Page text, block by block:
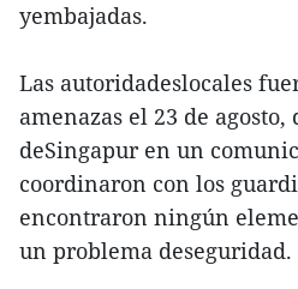
yembajadas.
Las autoridadeslocales
amenazas el 23 de
deSingapur en un
coordinaron con los
encontraron ningún
un problema deseguridad.